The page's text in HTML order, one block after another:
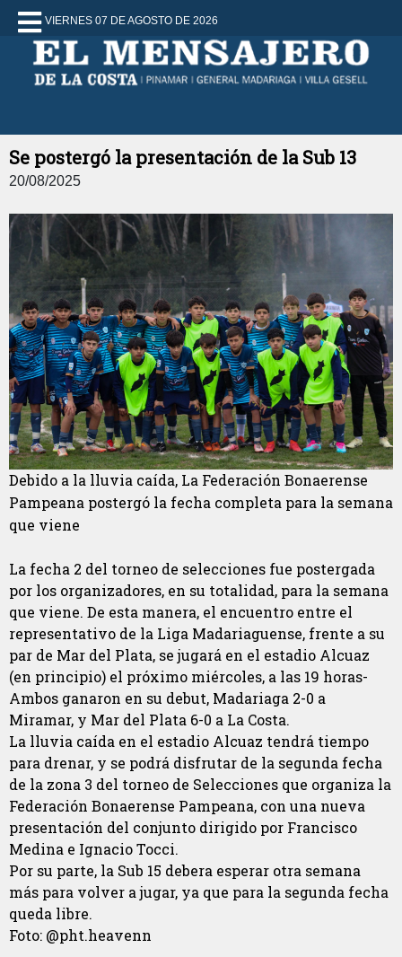
VIERNES 07 DE AGOSTO DE 2026
Se postergó la presentación de la Sub 13
20/08/2025
Debido a la lluvia caída, La Federación Bonaerense
Pampeana postergó la fecha completa para la semana
que viene
La fecha 2 del torneo de selecciones fue postergada
por los organizadores, en su totalidad, para la semana
que viene. De esta manera, el encuentro entre el
representativo de la Liga Madariaguense, frente a su
par de Mar del Plata, se jugará en el estadio Alcuaz
(en principio) el próximo miércoles, a las 19 horas-
Ambos ganaron en su debut, Madariaga 2-0 a
Miramar, y Mar del Plata 6-0 a La Costa.
La lluvia caída en el estadio Alcuaz tendrá tiempo
para drenar, y se podrá disfrutar de la segunda fecha
de la zona 3 del torneo de Selecciones que organiza la
Federación Bonaerense Pampeana, con una nueva
presentación del conjunto dirigido por Francisco
Medina e Ignacio Tocci.
Por su parte, la Sub 15 debera esperar otra semana
más para volver a jugar, ya que para la segunda fecha
queda libre.
Foto: @pht.heavenn